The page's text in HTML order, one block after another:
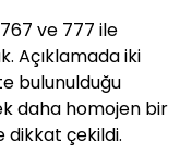
ve 777 ile
Açıklamada iki
bulunulduğu
daha homojen bir
dikkat çekildi.